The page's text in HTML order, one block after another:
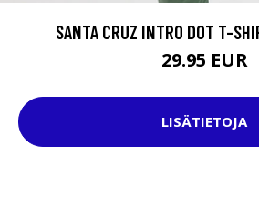
SANTA CRUZ INTRO DOT T-
29.95 EUR
LISÄTIETOJA